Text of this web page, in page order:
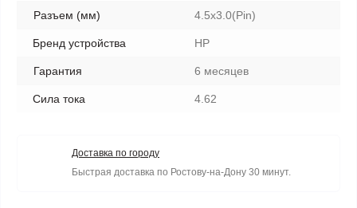
Разъем (мм) 4.5х3.0(Pin)
Бренд устройства HP
Гарантия 6 месяцев
Сила тока 4.62
Доставка по городу
Быстрая доставка по Ростову-на-Дону 30 минут.